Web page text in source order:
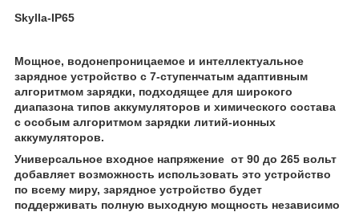
Skylla-IP65
Мощное, водонепроницаемое и интеллектуальное
зарядное устройство с 7-ступенчатым адаптивным
алгоритмом зарядки, подходящее для широкого
диапазона типов аккумуляторов и химического состава
с особым алгоритмом зарядки литий-ионных
аккумуляторов.
Универсальное входное напряжение от 90 до 265 вольт
добавляет возможность использовать это устройство
по всему миру, зарядное устройство будет
поддерживать полную выходную мощность независимо